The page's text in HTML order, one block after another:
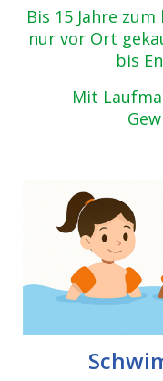
Beitrags-
Navigation
10 Jahre cabrio
Bis 15 Jahre
nur vor Ort
bis
Mit